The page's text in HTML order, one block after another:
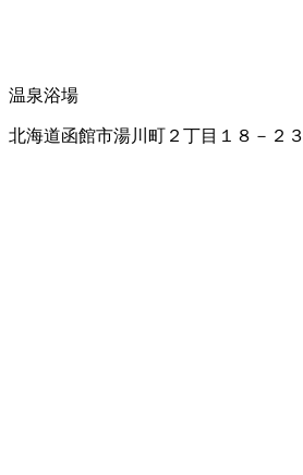
温泉浴場
北海道函館市湯川町２丁目１８－２３